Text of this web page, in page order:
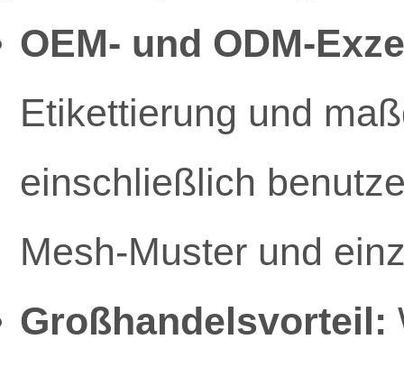
OEM- und ODM-
Etikettierung und
einschließlich
Mesh-Muster und
Großhandelsvorteil: